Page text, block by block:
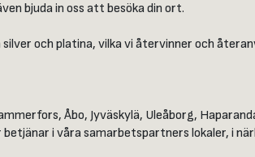
bjuda in oss att besöka din ort.​​
silver och platina, vilka vi återvinner och
Åbo, Jyväskylä, Uleåborg,
i våra samarbetspartners lokaler, i